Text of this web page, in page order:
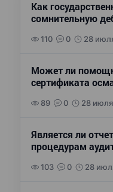
Как
сомнительную
110 0 28
Может ли
сертификата
89 0 28
Является ли
процедурам
103 0 28